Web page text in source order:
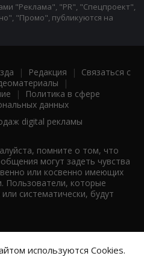
"Реклама", "PR", "Спецпроект",
"Промо", публикуются на
| Редакция | Связаться с
|
|
Политика в сфере
данных
digital рекламы
помните о том, что
могут задеть чувства
или косвенно имеющих
Пользователи, которые
систематически, будут
используются Cookies.